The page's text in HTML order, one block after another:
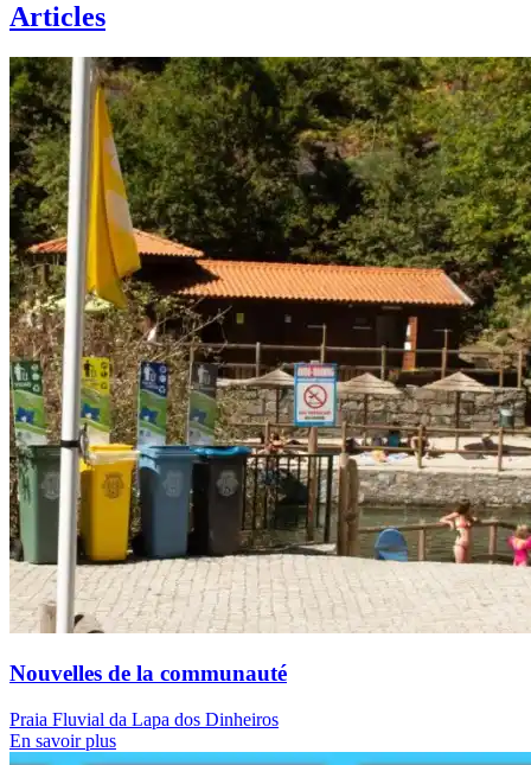
Articles
Nouvelles de la communauté
Praia Fluvial da Lapa dos Dinheiros
En savoir plus